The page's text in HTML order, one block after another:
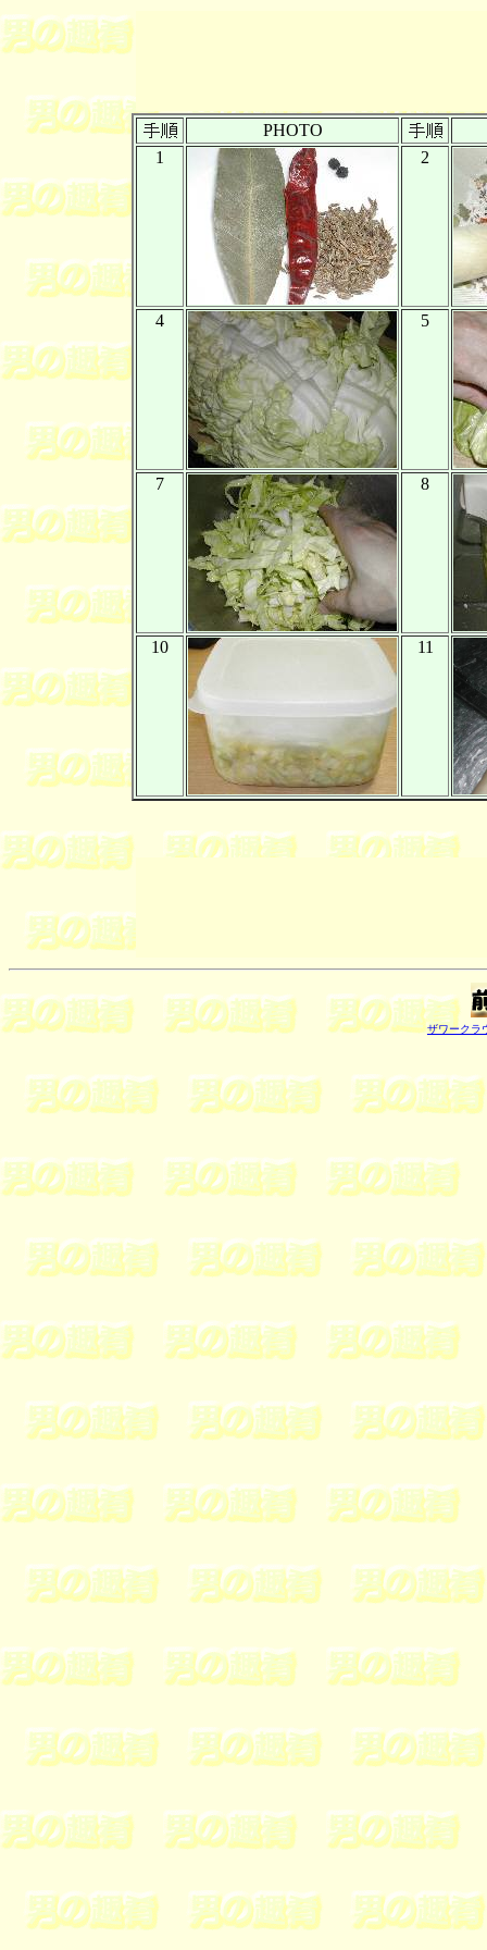
PHOTO
1
2
4 5
7 8
10 11
ザワークラ